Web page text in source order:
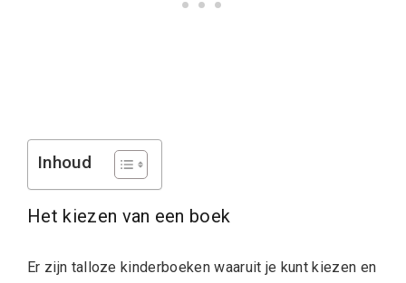
Inhoud
Het kiezen van een boek
Er zijn talloze kinderboeken waaruit je kunt kiezen en